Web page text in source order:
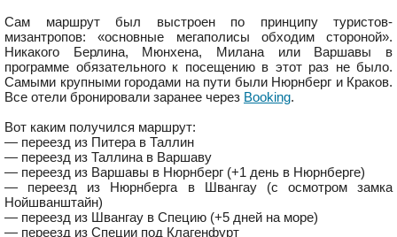
Сам маршрут был выстроен по принципу туристов-
мизантропов: «основные мегаполисы обходим стороной».
Никакого Берлина, Мюнхена, Милана или Варшавы в
программе обязательного к посещению в этот раз не было.
Самыми крупными городами на пути были Нюрнберг и Краков.
Все отели бронировали заранее через Booking.
Вот каким получился маршрут:
— переезд из Питера в Таллин
— переезд из Таллина в Варшаву
— переезд из Варшавы в Нюрнберг (+1 день в Нюрнберге)
— переезд из Нюрнберга в Швангау (с осмотром замка
Нойшванштайн)
— переезд из Швангау в Специю (+5 дней на море)
— переезд из Специи под Клагенфурт